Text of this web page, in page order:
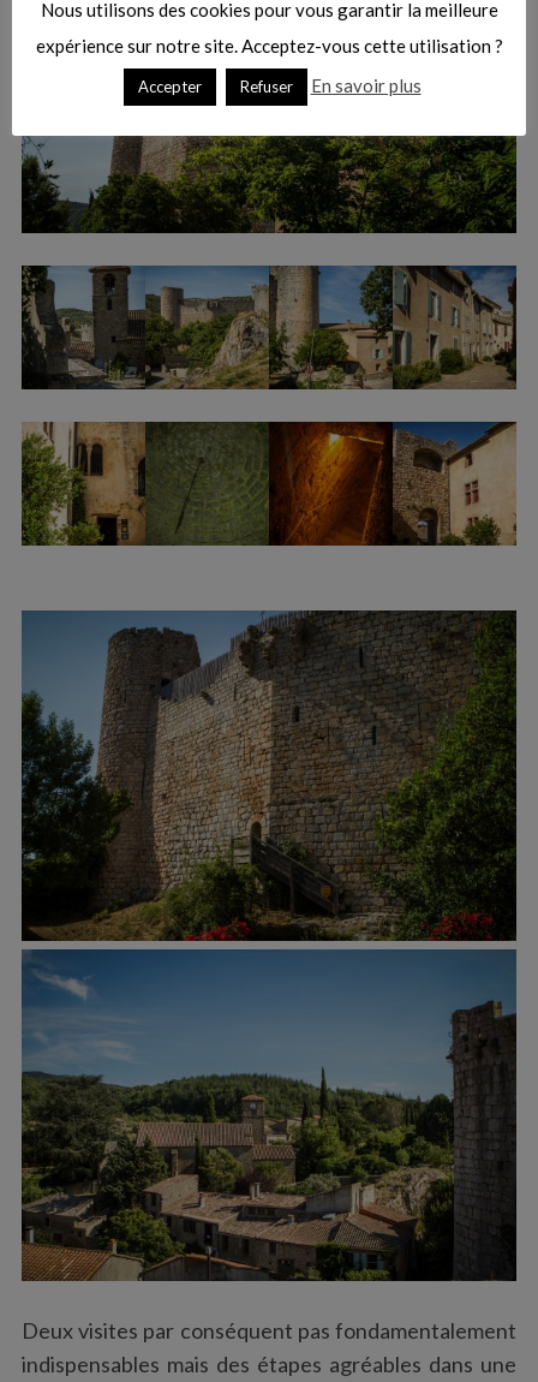
Deux visites par conséquent pas fondamentalement
indispensables mais des étapes agréables dans une
Nous utilisons des cookies pour vous garantir la meilleure
expérience sur notre site. Acceptez-vous cette utilisation ?
Accepter Refuser En savoir plus